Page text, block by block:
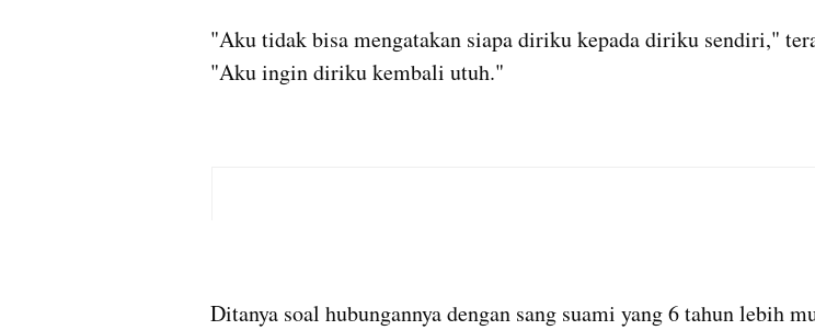
"Aku tidak bisa mengatakan siapa diriku kepada diriku sendiri,"
"Aku ingin diriku kembali utuh."
Ditanya soal hubungannya dengan sang suami yang 6 tahun lebih